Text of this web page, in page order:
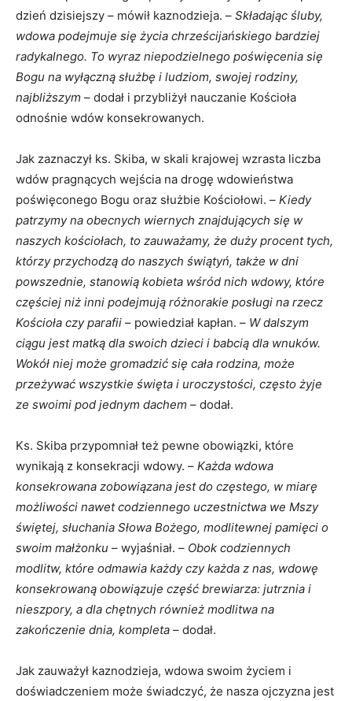
dzień dzisiejszy – mówił kaznodzieja. – Składając śluby,
wdowa podejmuje się życia chrześcijańskiego bardziej
radykalnego. To wyraz niepodzielnego poświęcenia się
Bogu na wyłączną służbę i ludziom, swojej rodziny,
najbliższym – dodał i przybliżył nauczanie Kościoła
odnośnie wdów konsekrowanych.
Jak zaznaczył ks. Skiba, w skali krajowej wzrasta liczba
wdów pragnących wejścia na drogę wdowieństwa
poświęconego Bogu oraz służbie Kościołowi. – Kiedy
patrzymy na obecnych wiernych znajdujących się w
naszych kościołach, to zauważamy, że duży procent tych,
którzy przychodzą do naszych świątyń, także w dni
powszednie, stanowią kobieta wśród nich wdowy, które
częściej niż inni podejmują różnorakie posługi na rzecz
Kościoła czy parafii – powiedział kapłan. – W dalszym
ciągu jest matką dla swoich dzieci i babcią dla wnuków.
Wokół niej może gromadzić się cała rodzina, może
przeżywać wszystkie święta i uroczystości, często żyje
ze swoimi pod jednym dachem – dodał.
Ks. Skiba przypomniał też pewne obowiązki, które
wynikają z konsekracji wdowy. – Każda wdowa
konsekrowana zobowiązana jest do częstego, w miarę
możliwości nawet codziennego uczestnictwa we Mszy
świętej, słuchania Słowa Bożego, modlitewnej pamięci o
swoim małżonku – wyjaśniał. – Obok codziennych
modlitw, które odmawia każdy czy każda z nas, wdowę
konsekrowaną obowiązuje część brewiarza: jutrznia i
nieszpory, a dla chętnych również modlitwa na
zakończenie dnia, kompleta – dodał.
Jak zauważył kaznodzieja, wdowa swoim życiem i
doświadczeniem może świadczyć, że nasza ojczyzna jest